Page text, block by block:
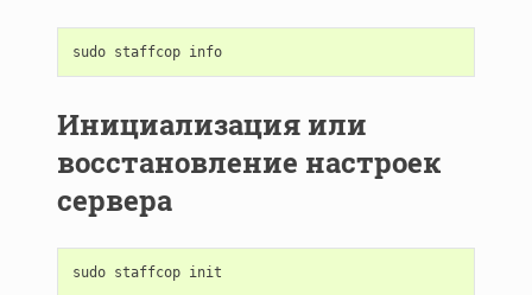
sudo staffcop info
Инициализация или
восстановление настроек
сервера
sudo staffcop init